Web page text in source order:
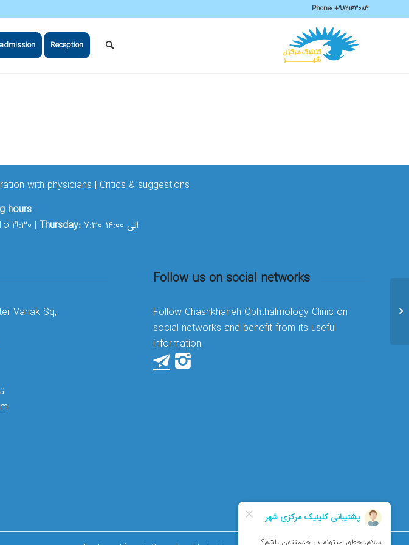
Phone:+982143083
Reception
with physicians | Critics & suggestions
hours
19:30 | Thursday: ۷:۳۰ الی ۱۴:۰۰
Vanak Sq,
Follow us on social networks
Follow Chashkhaneh Ophthalmology Clinic on
social networks and benefit from its useful
information